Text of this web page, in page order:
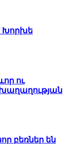
Խորխե
ու
բեռներ են